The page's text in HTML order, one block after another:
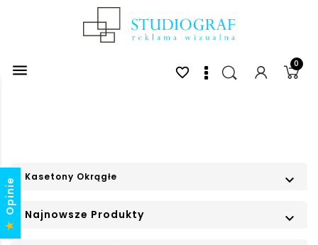
 0
favorite_border
Kasetony Okrągłe 
Najnowsze Produkty 
Opinie